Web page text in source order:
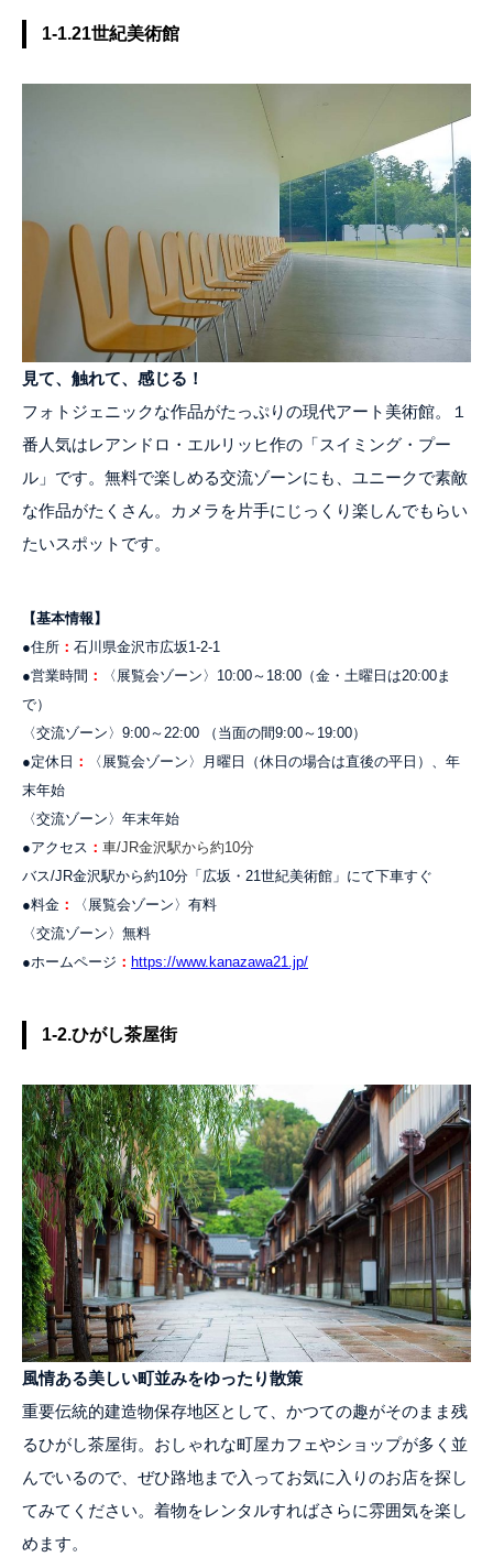
1-1.21世紀美術館
見て、触れて、感じる！
フォトジェニックな作品がたっぷりの現代アート美術館。１
番人気はレアンドロ・エルリッヒ作の「スイミング・プー
ル」です。無料で楽しめる交流ゾーンにも、ユニークで素敵
な作品がたくさん。カメラを片手にじっくり楽しんでもらい
たいスポットです。
【基本情報】
●住所 ： 石川県金沢市広坂1-2-1
●営業時間 ：
〈展覧会ゾーン〉10:00～18:00（金・土曜日は20:00ま
で）
〈交流ゾーン〉9:00～22:00 （当面の間9:00～19:00）
●定休日 ：
〈展覧会ゾーン〉月曜日（休日の場合は直後の平日）、年
末年始
〈交流ゾーン〉年末年始
●アクセス ： 車/JR金沢駅から約10分
バス/JR金沢駅から約10分「広坂・21世紀美術館」にて下車すぐ
●料金 ：
〈展覧会ゾーン〉有料
〈交流ゾーン〉無料
●ホームページ ： https://www.kanazawa21.jp/
1-2.ひがし茶屋街
風情ある美しい町並みをゆったり散策
重要伝統的建造物保存地区として、かつての趣がそのまま残
るひがし茶屋街。おしゃれな町屋カフェやショップが多く並
んでいるので、ぜひ路地まで入ってお気に入りのお店を探し
てみてください。着物をレンタルすればさらに雰囲気を楽し
めます。